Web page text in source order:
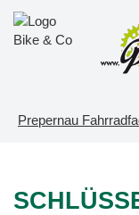
Prepernau